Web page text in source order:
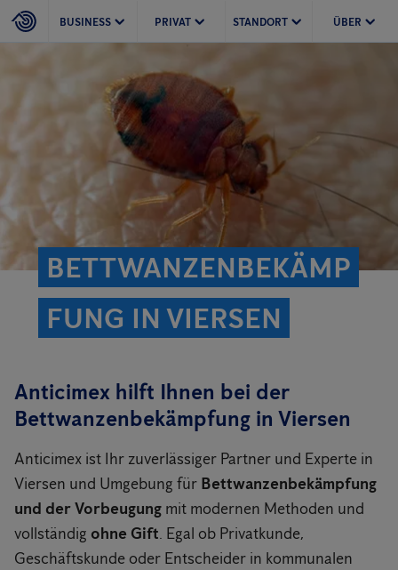
BUSINESS PRIVAT STANDORT ÜBER
BETTWANZENBEKÄMP
FUNG IN VIERSEN
Anticimex hilft Ihnen bei der
Bettwanzenbekämpfung in Viersen
Anticimex ist Ihr zuverlässiger Partner und Experte in
Viersen und Umgebung für Bettwanzenbekämpfung
und der Vorbeugung mit modernen Methoden und
vollständig ohne Gift. Egal ob Privatkunde,
Geschäftskunde oder Entscheider in kommunalen